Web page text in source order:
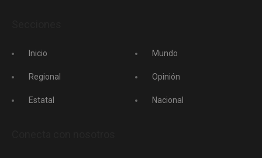
Inicio
Regional
Estatal
Mundo
Opinión
Nacional